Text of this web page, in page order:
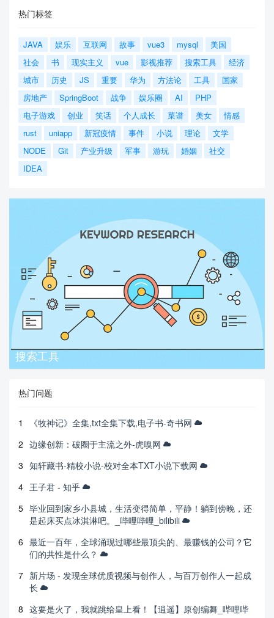
热门标签
JAVA 娱乐 互联网 故事 vue3 mysql
美国
社会
书 现实主义 vue 影视推荐 搜索工具
经济
城市
历史 JS 重要 华为 方法论 工具
国家
房地产
SpringBoot 战争 娱乐圈 AI
PHP
电子游戏
创业 笑话 个人成长 菜谱 美女
情感
rust
uniapp 新冠疫情 事件 小说 理论
文学
NODE
Git 产业升级 军事 游玩 婚姻
社交
IDEA
搜索工具
热门问题
1
《牧神记》全集,txt全集下载,电子书-奇书网
2 边缘创新：破圈于主流之外-虎嗅网
3 知轩藏书-精校小说-校对全本TXT小说下载网
4 王子君 - 知乎
5 毕业回到家乡小县城，生活变得简单，平静！躺到傍晚，还
是起床买点冰淇淋吧。_哔哩哔哩_bilibili
6 最近一百年，全球涌现过哪些最顶尖的、最赚钱的公司？它
们的共性是什么？
7 新片场 - 发现全球优质视频与创作人，与百万创作人一起成
长
8 这要是火了，我就跳给皇上看！【逍遥】原创编舞_哔哩哔